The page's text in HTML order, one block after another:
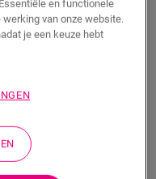
je kamer
en functionele
van onze website.
je een keuze hebt